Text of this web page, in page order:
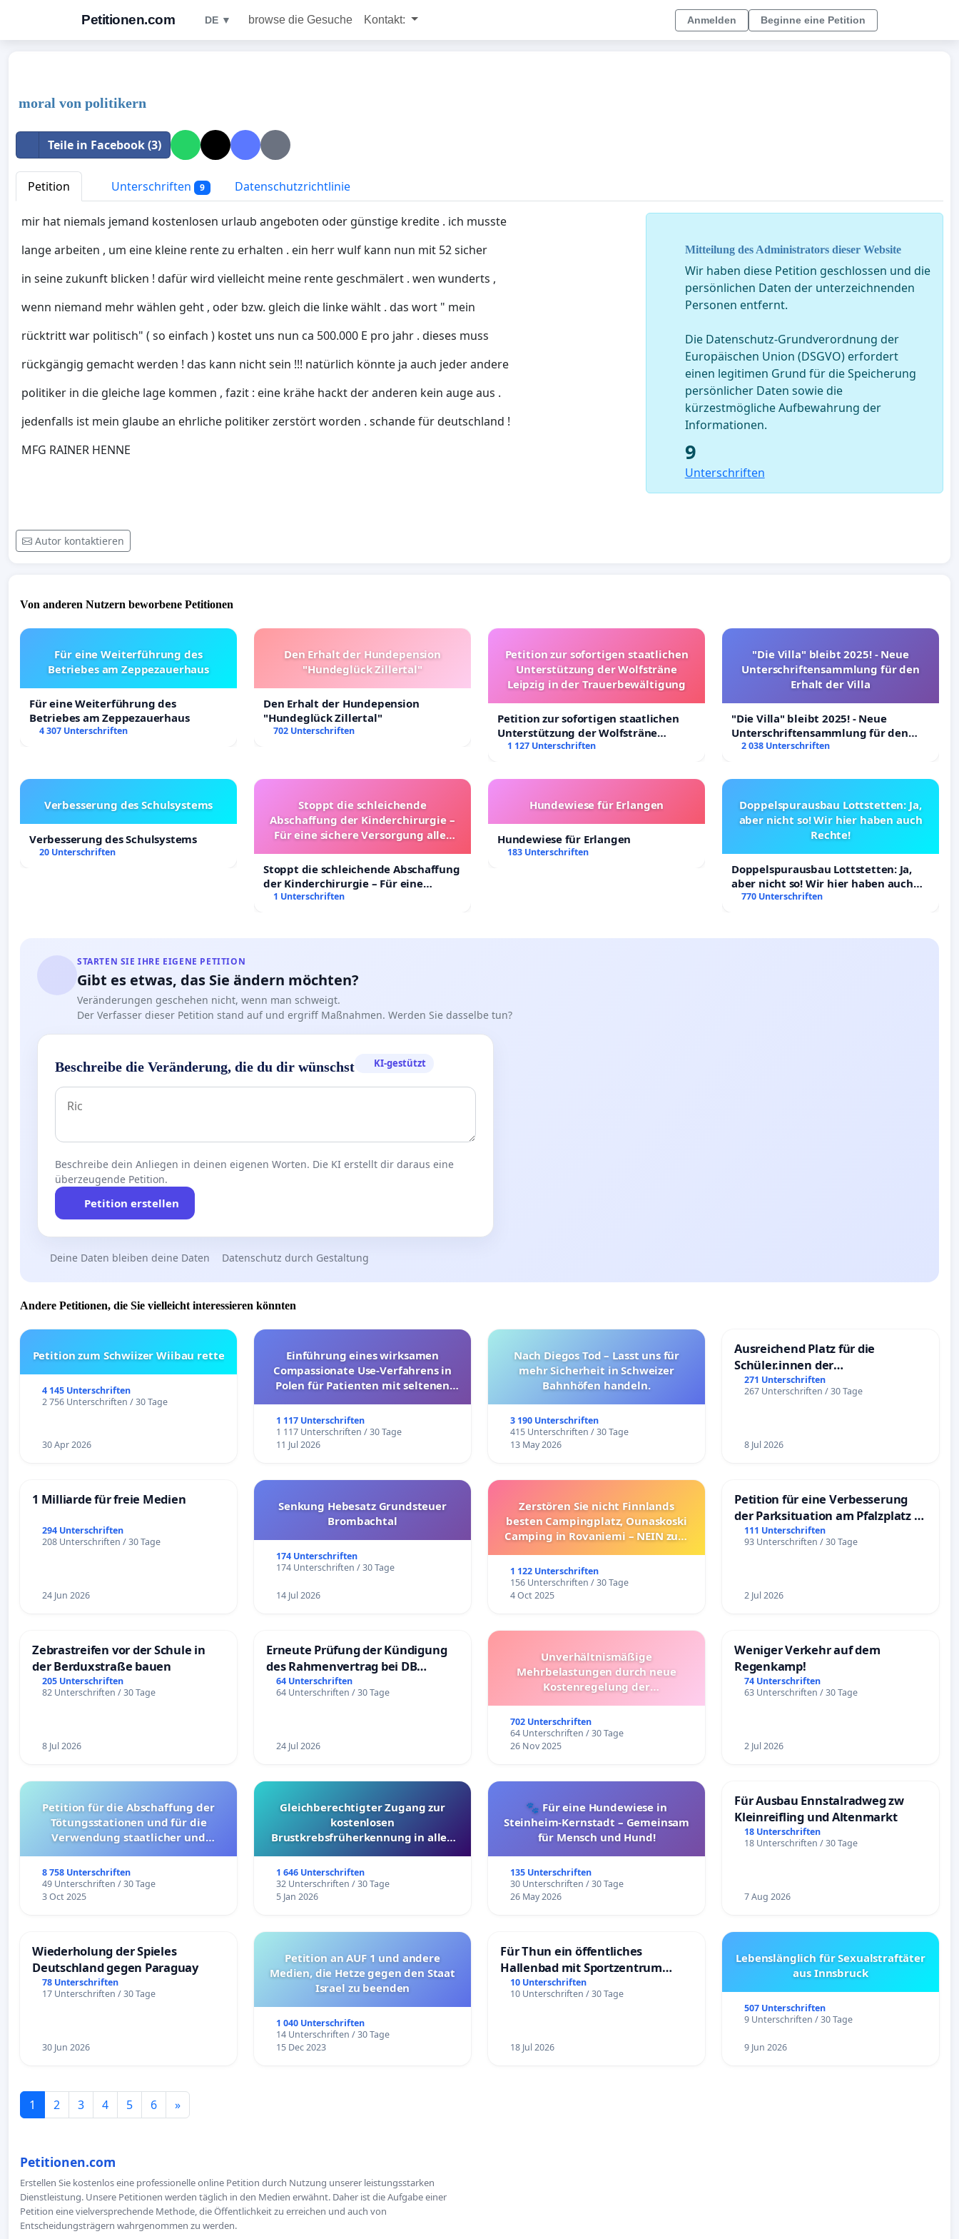
Petitionen.com DE ▼ browse die Gesuche Kontakt: Anmelden Beginne eine Petition
moral von politikern
Teile in Facebook (3)
Petition Unterschriften 9 Datenschutzrichtlinie
mir hat niemals jemand kostenlosen urlaub angeboten oder günstige kredite . ich musste
lange arbeiten , um eine kleine rente zu erhalten . ein herr wulf kann nun mit 52 sicher
in seine zukunft blicken ! dafür wird vielleicht meine rente geschmälert . wen wunderts ,
wenn niemand mehr wählen geht , oder bzw. gleich die linke wählt . das wort " mein
rücktritt war politisch" ( so einfach ) kostet uns nun ca 500.000 E pro jahr . dieses muss
rückgängig gemacht werden ! das kann nicht sein !!! natürlich könnte ja auch jeder andere
politiker in die gleiche lage kommen , fazit : eine krähe hackt der anderen kein auge aus .
jedenfalls ist mein glaube an ehrliche politiker zerstört worden . schande für deutschland !
MFG RAINER HENNE
Autor kontaktieren
Mitteilung des Administrators dieser Website
Wir haben diese Petition geschlossen und die
persönlichen Daten der unterzeichnenden
Personen entfernt.
Die Datenschutz-Grundverordnung der
Europäischen Union (DSGVO) erfordert
einen legitimen Grund für die Speicherung
persönlicher Daten sowie die
kürzestmögliche Aufbewahrung der
Informationen.
9
Unterschriften
Von anderen Nutzern beworbene Petitionen
Für eine Weiterführung des
Betriebes am Zeppezauerhaus
Für eine Weiterführung des
Betriebes am Zeppezauerhaus
4 307 Unterschriften
Den Erhalt der Hundepension
"Hundeglück Zillertal"
Den Erhalt der Hundepension
"Hundeglück Zillertal"
702 Unterschriften
Petition zur sofortigen staatlichen
Unterstützung der Wolfsträne
Leipzig in der Trauerbewältigung
Petition zur sofortigen staatlichen
Unterstützung der Wolfsträne
Leipzig in der Trauerbewältigung
1 127 Unterschriften
"Die Villa" bleibt 2025! - Neue
Unterschriftensammlung für den
Erhalt der Villa
"Die Villa" bleibt 2025! - Neue
Unterschriftensammlung für den
Erhalt der Villa
2 038 Unterschriften
Verbesserung des Schulsystems
Verbesserung des Schulsystems
20 Unterschriften
Stoppt die schleichende
Abschaffung der Kinderchirurgie –
Für eine sichere Versorgung aller
Stoppt die schleichende Abschaffung
der Kinderchirurgie – Für eine
sichere Versorgung aller Kinder in
1 Unterschriften
Hundewiese für Erlangen
Hundewiese für Erlangen
183 Unterschriften
Doppelspurausbau Lottstetten: Ja,
aber nicht so! Wir hier haben auch
Rechte!
Doppelspurausbau Lottstetten: Ja,
aber nicht so! Wir hier haben auch
Rechte!
770 Unterschriften
STARTEN SIE IHRE EIGENE PETITION
Gibt es etwas, das Sie ändern möchten?
Veränderungen geschehen nicht, wenn man schweigt.
Der Verfasser dieser Petition stand auf und ergriff Maßnahmen. Werden Sie dasselbe tun?
Beschreibe die Veränderung, die du dir wünschst KI-gestützt
Beschreibe dein Anliegen in deinen eigenen Worten. Die KI erstellt dir daraus eine
überzeugende Petition.
Petition erstellen
Deine Daten bleiben deine Daten Datenschutz durch Gestaltung
Andere Petitionen, die Sie vielleicht interessieren könnten
Petition zum Schwiizer Wiibau rette
4 145 Unterschriften
2 756 Unterschriften / 30 Tage
30 Apr 2026
Einführung eines wirksamen
Compassionate Use-Verfahrens in
Polen für Patienten mit seltenen
1 117 Unterschriften
1 117 Unterschriften / 30 Tage
11 Jul 2026
Nach Diegos Tod – Lasst uns für
mehr Sicherheit in Schweizer
Bahnhöfen handeln.
3 190 Unterschriften
415 Unterschriften / 30 Tage
13 May 2026
Ausreichend Platz für die
Schüler.innen der
Schönbergschule
271 Unterschriften
267 Unterschriften / 30 Tage
8 Jul 2026
1 Milliarde für freie Medien
294 Unterschriften
208 Unterschriften / 30 Tage
24 Jun 2026
Senkung Hebesatz Grundsteuer
Brombachtal
174 Unterschriften
174 Unterschriften / 30 Tage
14 Jul 2026
Zerstören Sie nicht Finnlands
besten Campingplatz, Ounaskoski
Camping in Rovaniemi – NEIN zum
1 122 Unterschriften
156 Unterschriften / 30 Tage
4 Oct 2025
Petition für eine Verbesserung
der Parksituation am Pfalzplatz in
Mannheim
111 Unterschriften
93 Unterschriften / 30 Tage
2 Jul 2026
Zebrastreifen vor der Schule in
der Berduxstraße bauen
205 Unterschriften
82 Unterschriften / 30 Tage
8 Jul 2026
Erneute Prüfung der Kündigung
des Rahmenvertrag bei DB
Fahrwegdienste Gmbh
64 Unterschriften
64 Unterschriften / 30 Tage
24 Jul 2026
Unverhältnismäßige
Mehrbelastungen durch neue
Kostenregelung der
Überprüfung und Alternativen
702 Unterschriften
64 Unterschriften / 30 Tage
26 Nov 2025
Weniger Verkehr auf dem
Regenkamp!
74 Unterschriften
63 Unterschriften / 30 Tage
2 Jul 2026
Petition für die Abschaffung der
Tötungsstationen und für die
Verwendung staatlicher und
8 758 Unterschriften
49 Unterschriften / 30 Tage
3 Oct 2025
Gleichberechtigter Zugang zur
kostenlosen
Brustkrebsfrüherkennung in allen
1 646 Unterschriften
32 Unterschriften / 30 Tage
5 Jan 2026
🐾 Für eine Hundewiese in
Steinheim-Kernstadt – Gemeinsam
für Mensch und Hund!
135 Unterschriften
30 Unterschriften / 30 Tage
26 May 2026
Für Ausbau Ennstalradweg zw
Kleinreifling und Altenmarkt
18 Unterschriften
18 Unterschriften / 30 Tage
7 Aug 2026
Wiederholung der Spieles
Deutschland gegen Paraguay
78 Unterschriften
17 Unterschriften / 30 Tage
30 Jun 2026
Petition an AUF 1 und andere
Medien, die Hetze gegen den Staat
Israel zu beenden
1 040 Unterschriften
14 Unterschriften / 30 Tage
15 Dec 2023
Für Thun ein öffentliches
Hallenbad mit Sportzentrum
schaffen
10 Unterschriften
10 Unterschriften / 30 Tage
18 Jul 2026
Lebenslänglich für Sexualstraftäter
aus Innsbruck
507 Unterschriften
9 Unterschriften / 30 Tage
9 Jun 2026
1 2 3 4 5 6 »
Petitionen.com
Erstellen Sie kostenlos eine professionelle online Petition durch Nutzung unserer leistungsstarken
Dienstleistung. Unsere Petitionen werden täglich in den Medien erwähnt. Daher ist die Aufgabe einer
Petition eine vielversprechende Methode, die Öffentlichkeit zu erreichen und auch von
Entscheidungsträgern wahrgenommen zu werden.